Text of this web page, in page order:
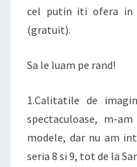
cel putin iti ofera in
(gratuit).
Sa le luam pe rand!
1.Calitatile de
spectaculoase, m-
modele, dar nu am
seria 8 si 9, tot de la